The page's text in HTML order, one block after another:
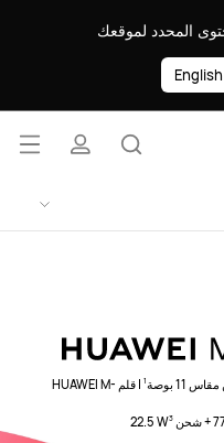
English
تعريفي
فتح
1 | قلم HUAWEI M-
+ شحن ‎22.5 W‎3